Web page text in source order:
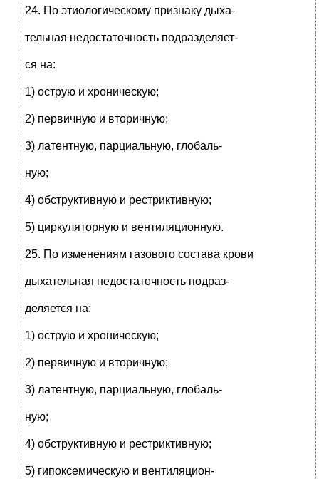
24. По этиологическому признаку дыха-
тельная недостаточность подразделяет-
ся на:
1) острую и хроническую;
2) первичную и вторичную;
3) латентную, парциальную, глобаль-
ную;
4) обструктивную и рестриктивную;
5) циркуляторную и вентиляционную.
25. По изменениям газового состава крови
дыхательная недостаточность подраз-
деляется на:
1) острую и хроническую;
2) первичную и вторичную;
3) латентную, парциальную, глобаль-
ную;
4) обструктивную и рестриктивную;
5) гипоксемическую и вентиляцион-